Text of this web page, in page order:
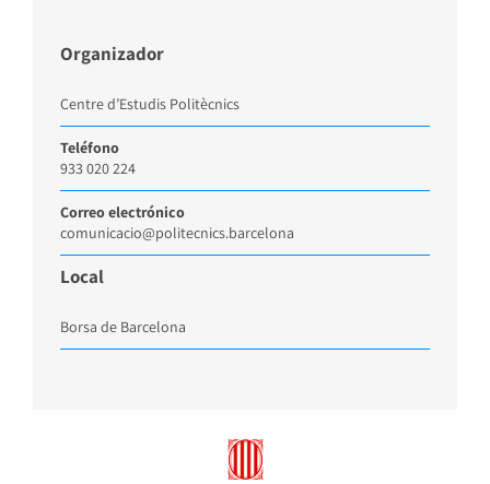
Local
Borsa de Barcelona
Organizador
Centre d’Estudis Politècnics
Teléfono
933 020 224
Correo electrónico
comunicacio@politecnics.barcelona